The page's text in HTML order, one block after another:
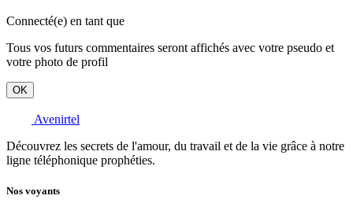
Connecté(e) en tant que
Tous vos futurs commentaires seront affichés avec votre pseudo et
votre photo de profil
OK
Avenirtel
Découvrez les secrets de l'amour, du travail et de la vie grâce à notre
ligne téléphonique prophéties.
Nos voyants